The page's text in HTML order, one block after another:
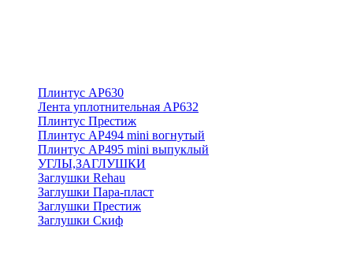
Плинтус АР630
Лента уплотнительная АР632
Плинтус Престиж
Плинтус АР494 mini вогнутый
Плинтус АР495 mini выпуклый
УГЛЫ,ЗАГЛУШКИ
Заглушки Rehau
Заглушки Пара-пласт
Заглушки Престиж
Заглушки Скиф